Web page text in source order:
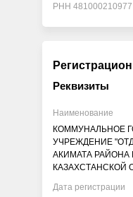
РНН 481000210977
Реквизиты
Наименование
КОММУНАЛЬНОЕ
УЧРЕЖДЕНИЕ
АКИМАТА
КАЗАХСТАНСКОЙ
Дата регистрации